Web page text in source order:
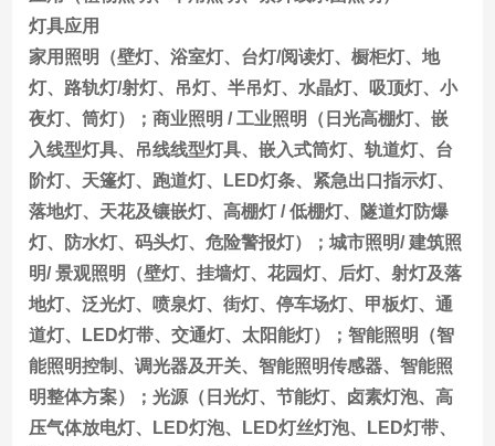
灯具应用
家用照明（壁灯、浴室灯、台灯/阅读灯、橱柜灯、地
灯、路轨灯/射灯、吊灯、半吊灯、水晶灯、吸顶灯、小
夜灯、筒灯）；商业照明 / 工业照明（日光高棚灯、嵌
入线型灯具、吊线线型灯具、嵌入式筒灯、轨道灯、台
阶灯、天篷灯、跑道灯、LED灯条、紧急出口指示灯、
落地灯、天花及镶嵌灯、高棚灯 / 低棚灯、隧道灯防爆
灯、防水灯、码头灯、危险警报灯）；城市照明/ 建筑照
明/ 景观照明（壁灯、挂墙灯、花园灯、后灯、射灯及落
地灯、泛光灯、喷泉灯、街灯、停车场灯、甲板灯、通
道灯、LED灯带、交通灯、太阳能灯）；智能照明（智
能照明控制、调光器及开关、智能照明传感器、智能照
明整体方案）；光源（日光灯、节能灯、卤素灯泡、高
压气体放电灯、LED灯泡、LED灯丝灯泡、LED灯带、